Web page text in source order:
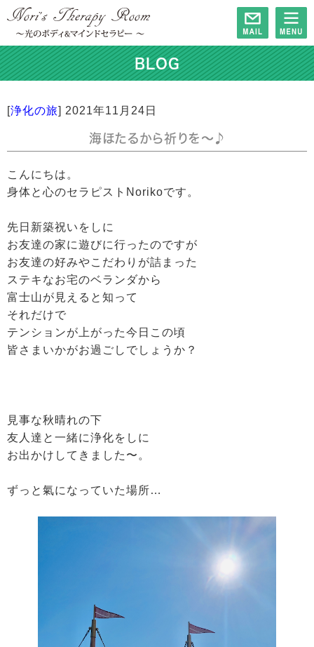
BLOG
[浄化の旅] 2021年11月24日
海ほたるから祈りを〜♪
こんにちは。
身体と心のセラピストNorikoです。
先日新築祝いをしに
お友達の家に遊びに行ったのですが
お友達の好みやこだわりが詰まった
ステキなお宅のベランダから
富士山が見えると知って
それだけで
テンションが上がった今日この頃
皆さまいかがお過ごしでしょうか？
見事な秋晴れの下
友人達と一緒に浄化をしに
お出かけしてきました〜。
ずっと氣になっていた場所…